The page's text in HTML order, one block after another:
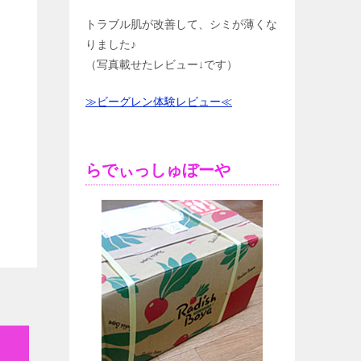
トラブル肌が改善して、シミが薄くな
りました♪
（写真載せたレビュー↓です）
≫ビーグレン体験レビュー≪
らでぃっしゅぼーや